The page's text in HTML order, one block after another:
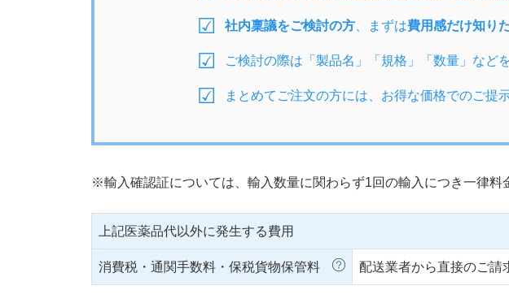
社内稟議をご検討の方 、まずは費用感だけ知り
ご検討の際は「製品名」「規格」「数量」など
まとめてご注文の方には、お得な価格でのご提
※輸入確認証については、輸入数量に関わらず1回の輸入につき一律料
上記医薬品代以外に発生する費用
消費税・通関手数料・保税貨物保管料 配送業者から直接のご請